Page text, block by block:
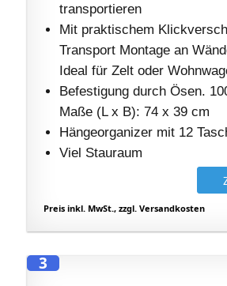
transportieren
Mit praktischem
Transport Montage an
Ideal für Zelt oder
Befestigung durch Ösen.
Maße (L x B): 74 x 39 cm
Hängeorganizer mit 12
Viel Stauraum
Preis inkl. MwSt., zzgl. Versandkosten
3